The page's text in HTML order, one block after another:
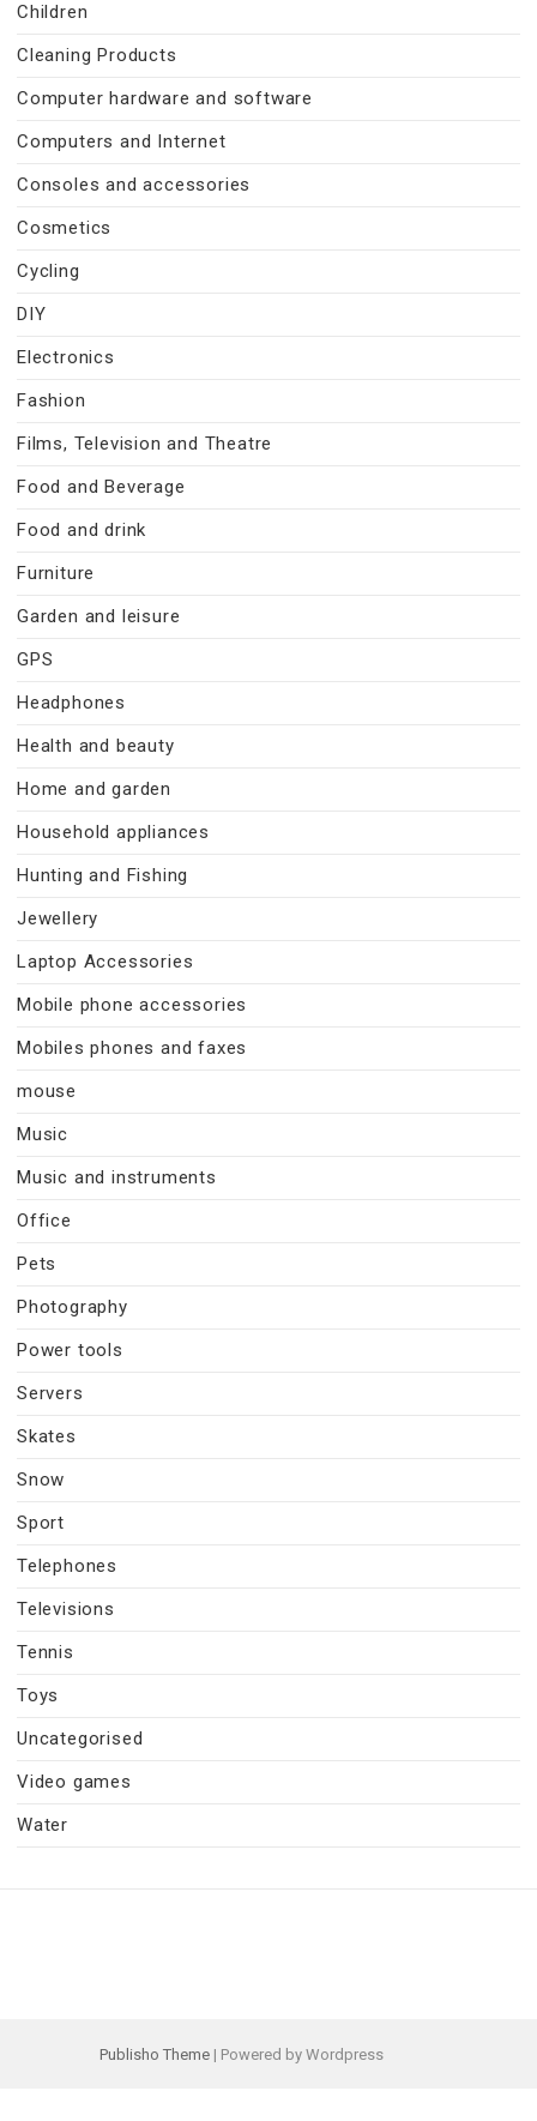
Children
Cleaning Products
Computer hardware and software
Computers and Internet
Consoles and accessories
Cosmetics
Cycling
DIY
Electronics
Fashion
Films, Television and Theatre
Food and Beverage
Food and drink
Furniture
Garden and leisure
GPS
Headphones
Health and beauty
Home and garden
Household appliances
Hunting and Fishing
Jewellery
Laptop Accessories
Mobile phone accessories
Mobiles phones and faxes
mouse
Music
Music and instruments
Office
Pets
Photography
Power tools
Servers
Skates
Snow
Sport
Telephones
Televisions
Tennis
Toys
Uncategorised
Video games
Water
Publisho Theme | Powered by Wordpress